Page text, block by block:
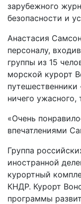
зарубежного
безопасности и
Анастасия
персоналу,
группы из 15
морской курорт
ничего ужасного,
«Очень
впечатлениями
Группа
иностранной
курортный
КНДР. Курорт
программы